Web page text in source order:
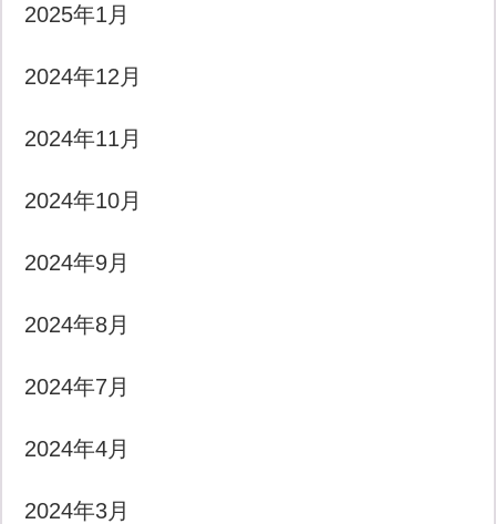
2025年1月
2024年12月
2024年11月
2024年10月
2024年9月
2024年8月
2024年7月
2024年4月
2024年3月